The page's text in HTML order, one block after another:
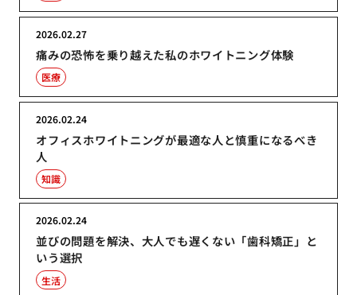
痛みの恐怖を乗り越えた私のホワイトニング体験
2026.02.27
医療
オフィスホワイトニングが最適な人と慎重になるべき
人
2026.02.24
知識
並びの問題を解決、大人でも遅くない「歯科矯正」と
いう選択
2026.02.24
生活